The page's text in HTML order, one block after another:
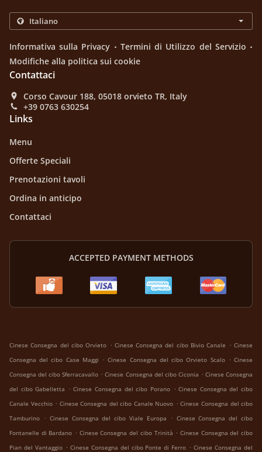
Informativa sulla Privacy . Termini di Utilizzo del Servizio .
Modifiche alla politica sui cookie
Contattaci
Corso Cavour 188, 05018 orvieto TR, Italy
+39 0763 630254
Links
Menu
Offerte Speciali
Prenotazioni tavoli
Ordina in anticipo
Contattaci
ACCEPTED PAYMENT METHODS
Cinese Consegna del cibo Orvieto . Cinese Consegna del cibo Bivio Canale . Cinese
Consegna del cibo Case Maggi . Cinese Consegna del cibo Orvieto Scalo . Cinese
Consegna del cibo Sferracavallo . Cinese Consegna del cibo Ciconia . Cinese Consegna
del cibo Gabelletta . Cinese Consegna del cibo Porano . Cinese Consegna del cibo
Canale Vecchio . Cinese Consegna del cibo Canale Nuovo . Cinese Consegna del cibo
Tamburino . Cinese Consegna del cibo Viale Europa . Cinese Consegna del cibo
Fontanelle di Bardano . Cinese Consegna del cibo Trinità . Cinese Consegna del cibo
Pian del Vantaggio . Cinese Consegna del cibo Ponte di Ferro . Cinese Consegna del